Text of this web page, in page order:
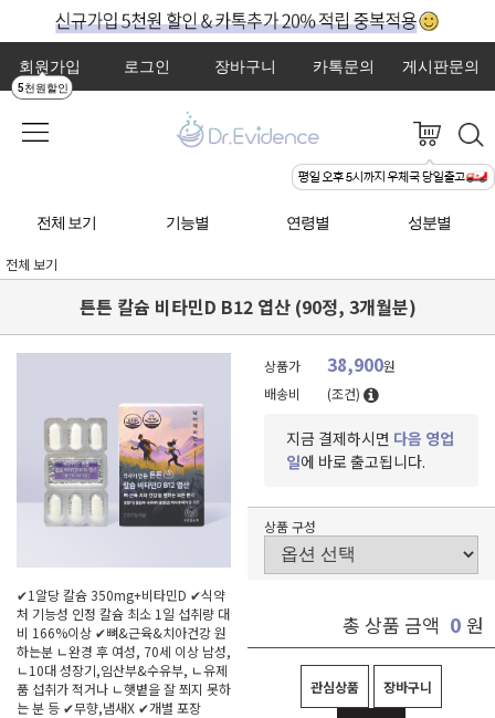
회원가입
5천원할인
로그인 장바구니 카톡문의 게시판문의
전체 보기 기능별 연령별 성분별
전체 보기
튼튼 칼슘 비타민D B12 엽산 (90정, 3개월분)
✔1알당 칼슘 350mg+비타민D ✔식약
처 기능성 인정 칼슘 최소 1일 섭취량 대
비 166%이상 ✔뼈&근육&치아건강 원
하는분 ㄴ완경 후 여성, 70세 이상 남성,
ㄴ10대 성장기,임산부&수유부, ㄴ유제
품 섭취가 적거나 ㄴ햇볕을 잘 쬐지 못하
는 분 등 ✔무향,냄새X ✔개별 포장
상품가 38,900원
배송비
(조건)
지금 결제하시면 다음 영업
일에 바로 출고됩니다.
상품 구성
총 상품 금액 0 원
관심상품 장바구니